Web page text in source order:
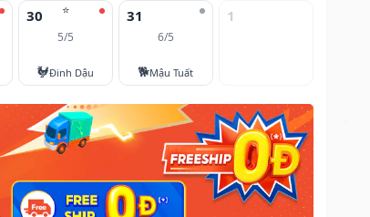
⭐
30
5/5
🐓Đinh Dậu
31
6/5
🐕Mậu Tuất
1